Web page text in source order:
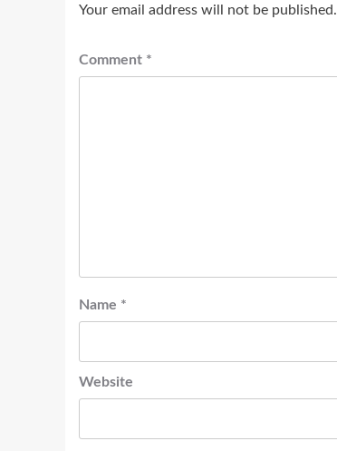
Your email address will not be published.
Comment *
Name *
Website